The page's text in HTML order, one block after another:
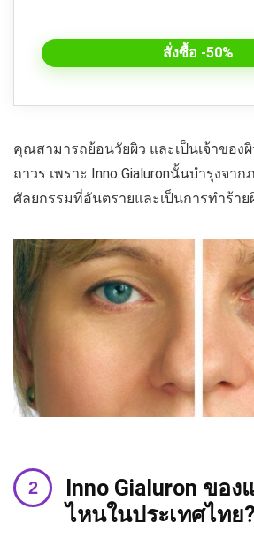
สั่งซื้อ -50%
คุณสามารถย้อนวัยผิว และเป็นเจ้าของ
ถาวร เพราะ Inno Gialuronนั้นบำรุงจา
ศัลยกรรมที่อันตรายและเป็นการทำร้า
Inno Gialuron ของ
ไหนในประเทศไทย?